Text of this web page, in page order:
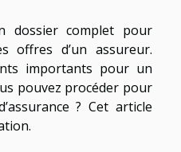
dossier complet pour
offres d’un assureur.
importants pour un
pouvez procéder pour
? Cet article